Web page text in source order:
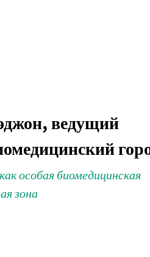
ведущий
особая биомедицинская
зона